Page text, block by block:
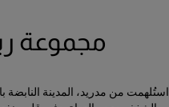
مجموعة ربيع
استُلهمت من مدريد، المدينة النابضة